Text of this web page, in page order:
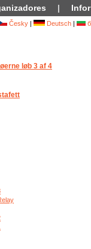
|
Česky | Deutsch |
løb 3 af 4